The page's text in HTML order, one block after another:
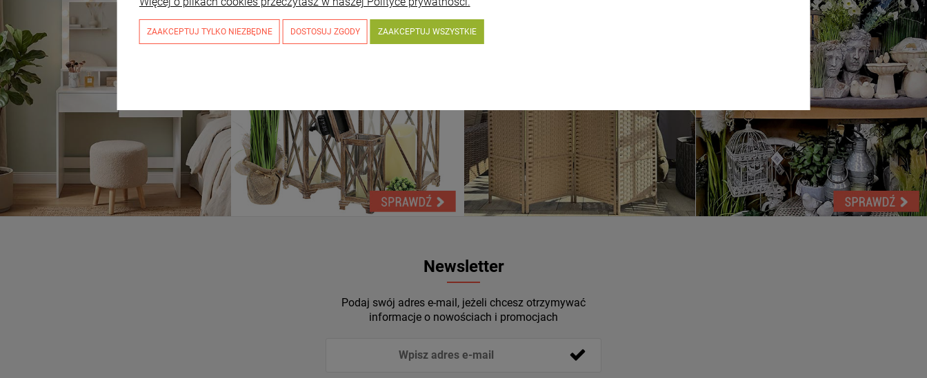
Newsletter
Podaj swój adres e-mail, jeżeli chcesz otrzymywać
informacje o nowościach i promocjach
ZAAKCEPTUJ TYLKO NIEZBĘDNE DOSTOSUJ ZGODY ZAAKCEPTUJ WSZYSTKIE